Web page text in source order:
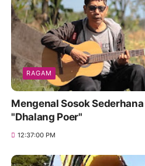
RAGAM
Mengenal Sosok
"Dhalang Poer"
12:37:00 PM